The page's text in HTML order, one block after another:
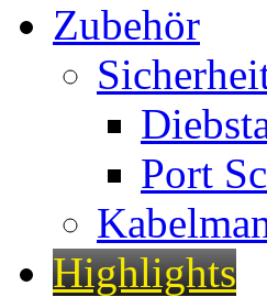
Zubehör
Port
Highlights